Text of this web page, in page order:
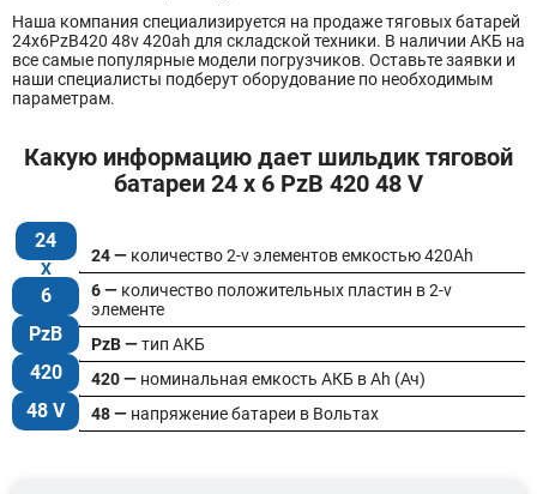
Наша компания специализируется на продаже тяговых батарей
24х6PzB420 48v 420ah для складской техники. В наличии АКБ на
все самые популярные модели погрузчиков. Оставьте заявки и
наши специалисты подберут оборудование по необходимым
параметрам.
Какую информацию дает шильдик тяговой
батареи 24 x 6 PzB 420 48 V
24
6
PzB
420
48 V
24 — количество 2-v элементов емкостью 420Ah
48 — напряжение батареи в Вольтах
6 — количество положительных пластин в 2-v
элементе
420 — номинальная емкость АКБ в Ah (Ач)
PzB —тип АКБ